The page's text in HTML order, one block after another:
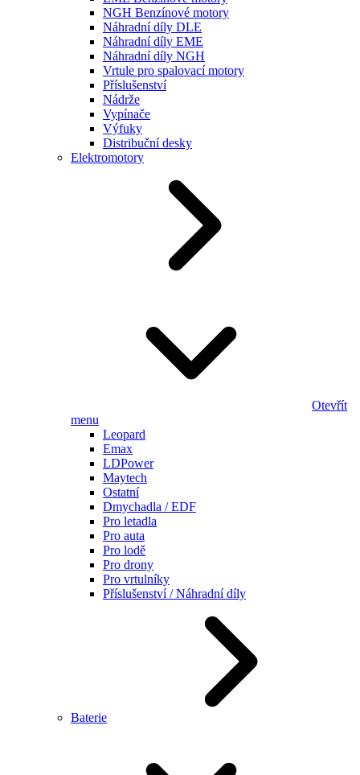
NGH Benzínové motory
Náhradní díly DLE
Náhradní díly EME
Náhradní díly NGH
Vrtule pro spalovací motory
Příslušenství
Nádrže
Vypínače
Výfuky
Distribuční desky
Elektromotory
Otevřít
menu
Leopard
Emax
LDPower
Maytech
Ostatní
Dmychadla / EDF
Pro letadla
Pro auta
Pro lodě
Pro drony
Pro vrtulníky
Příslušenství / Náhradní díly
Baterie